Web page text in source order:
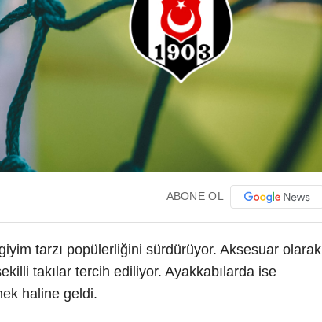
ABONE OL
tarzı popülerliğini sürdürüyor. Aksesuar olarak
takılar tercih ediliyor. Ayakkabılarda ise
haline geldi.